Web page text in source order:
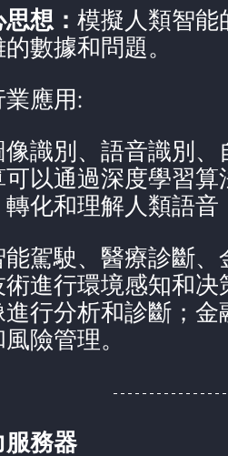
想： 模擬人類智能
數據和問題。
應用:
像識別、語音識別
可以通過深度學習
轉化和理解人類語
能駕駛、醫療診斷
術進行環境感知和
進行分析和診斷；
險管理。
服務器